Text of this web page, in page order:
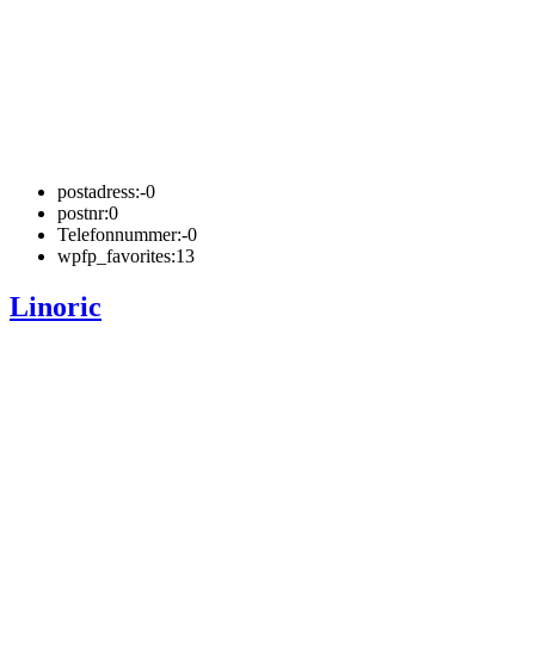
postadress:-0
postnr:0
Telefonnummer:-0
wpfp_favorites:13
Linoric